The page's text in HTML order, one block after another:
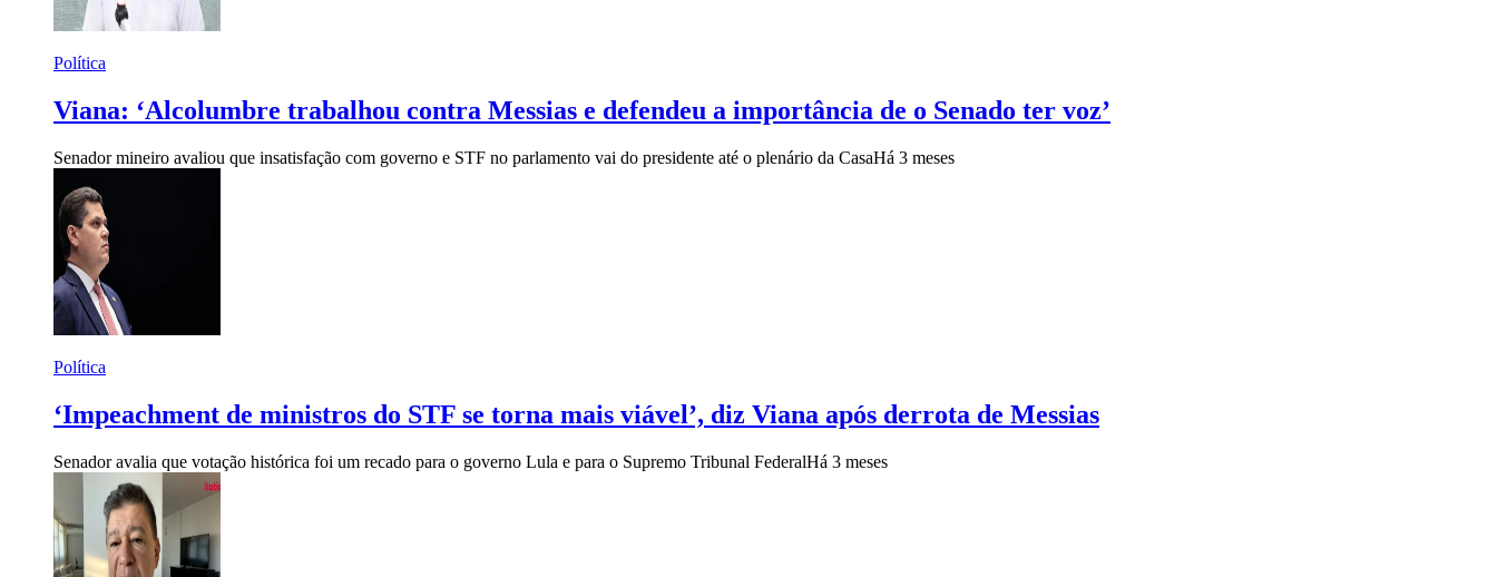
Política
Viana: ‘Alcolumbre trabalhou contra Messias e defendeu a importância de o Senado ter voz’
Senador mineiro avaliou que insatisfação com governo e STF no parlamento vai do presidente até o plenário da CasaHá 3 meses
Política
‘Impeachment de ministros do STF se torna mais viável’, diz Viana após derrota de Messias
Senador avalia que votação histórica foi um recado para o governo Lula e para o Supremo Tribunal FederalHá 3 meses